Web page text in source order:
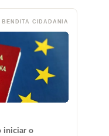
CIDADANIA
iniciar o